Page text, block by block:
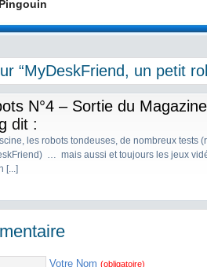
“MyDeskFriend, un petit
N°4 – Sortie du Magazine
dit :
les robots tondeuses, de nombreux tests
… mais aussi et toujours les jeux
[...]
Votre Nom (obligatoire)